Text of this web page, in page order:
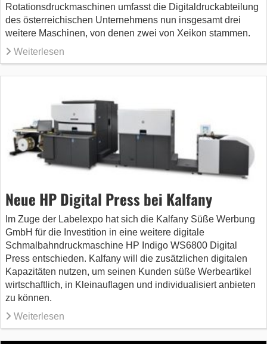
Rotationsdruckmaschinen umfasst die Digitaldruckabteilung
des österreichischen Unternehmens nun insgesamt drei
weitere Maschinen, von denen zwei von Xeikon stammen.
Weiterlesen
Neue HP Digital Press bei Kalfany
Im Zuge der Labelexpo hat sich die Kalfany Süße Werbung
GmbH für die Investition in eine weitere digitale
Schmalbahndruckmaschine HP Indigo WS6800 Digital
Press entschieden. Kalfany will die zusätzlichen digitalen
Kapazitäten nutzen, um seinen Kunden süße Werbeartikel
wirtschaftlich, in Kleinauflagen und individualisiert anbieten
zu können.
Weiterlesen